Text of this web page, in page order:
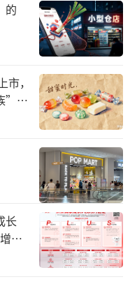
山东是我们深耕合
的
，
”浮
长
长